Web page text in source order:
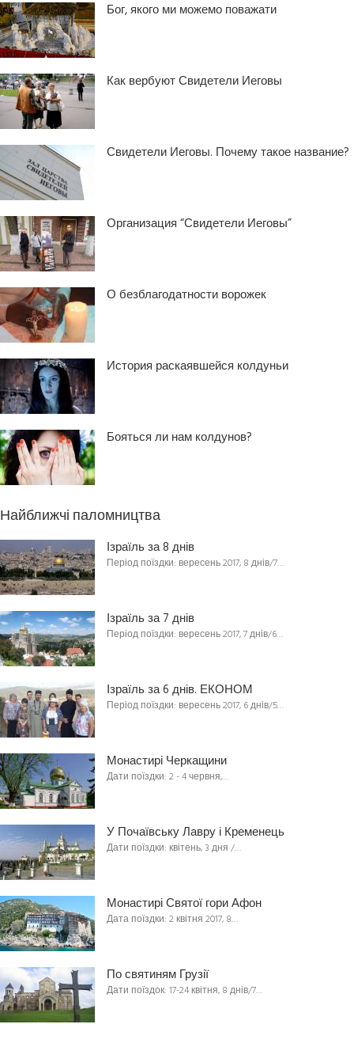
Бог, якого ми можемо поважати
Как вербуют Свидетели Иеговы
Свидетели Иеговы. Почему такое название?
Организация “Свидетели Иеговы”
О безблагодатности ворожек
История раскаявшейся колдуньи
Бояться ли нам колдунов?
Найближчі паломництва
Ізраїль за 8 днів
Період поїздки: вересень 2017, 8 днів/7…
Ізраїль за 7 днів
Період поїздки: вересень 2017, 7 днів/6…
Ізраїль за 6 днів. ЕКОНОМ
Період поїздки: вересень 2017, 6 днів/5…
Монастирі Черкащини
Дати поїздки: 2 - 4 червня,…
У Почаївську Лавру і Кременець
Дати поїздки: квітень, 3 дня /…
Монастирі Святої гори Афон
Дата поїздки: 2 квітня 2017, 8…
По святиням Грузії
Дати поїздок: 17-24 квітня, 8 днів/7…